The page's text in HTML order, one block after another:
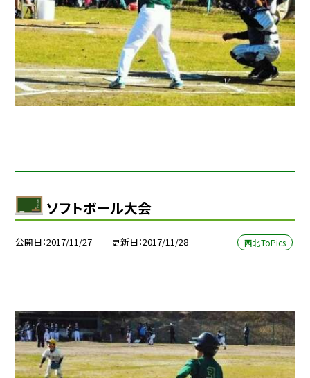
ソフトボール大会
公開日 2017/11/27 更新日 2017/11/28 西北ToPics